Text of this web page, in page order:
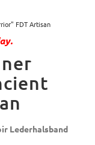
FDT Artisan
Lederhalsband